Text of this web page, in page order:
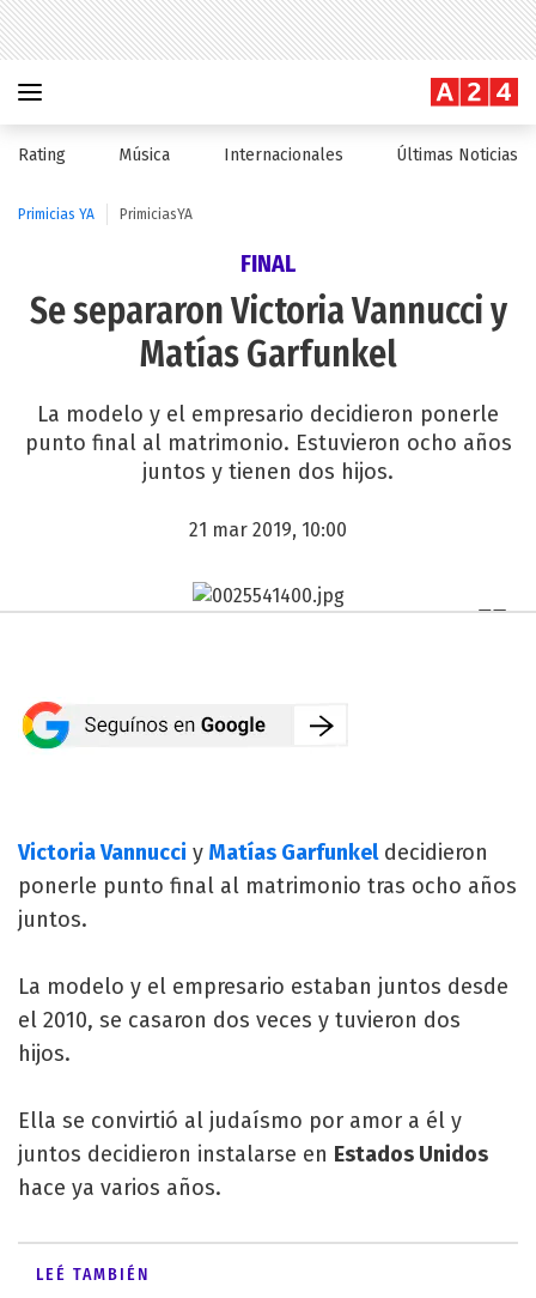
Rating Música Internacionales Últimas Noticias
Primicias YA PrimiciasYA
FINAL
Se separaron Victoria Vannucci y
Matías Garfunkel
La modelo y el empresario decidieron ponerle
punto final al matrimonio. Estuvieron ocho años
juntos y tienen dos hijos.
21 mar 2019, 10:00
Victoria Vannucci y Matías Garfunkeldecidieron
ponerle punto final al matrimonio tras ocho años
juntos.
La modelo y el empresario estaban juntos desde
el 2010, se casaron dos veces y tuvieron dos
hijos.
Ella se convirtió al judaísmo por amor a él y
juntos decidieron instalarse en Estados Unidos
hace ya varios años.
LEÉ TAMBIÉN